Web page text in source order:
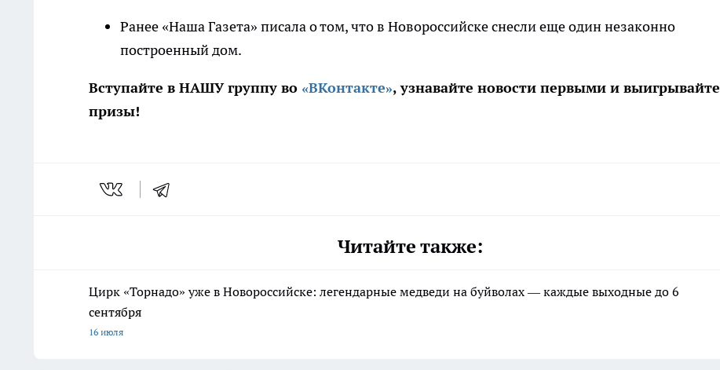
Ранее «Наша Газета» писала о том, что в Новороссийске снесли еще один незаконно
построенный дом.
Вступайте в НАШУ группу во «ВКонтакте», узнавайте новости первыми и выигрывайте
призы!
Читайте также:
Цирк «Торнадо» уже в Новороссийске: легендарные медведи на буйволах — каждые выходные до 6
сентября
16 июля